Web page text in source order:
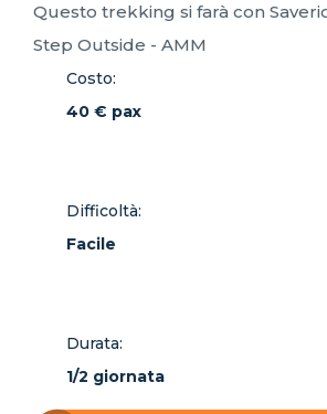
Questo trekking si farà con
Step Outside - AMM
Costo:
40 € pax
Difficoltà:
Facile
Durata:
1/2 giornata